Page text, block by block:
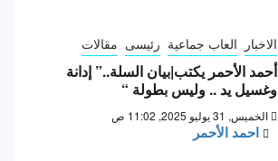
الاخبار العاب جماعية رئيسى مقالات
أحمد الأحمر يكتب|بيان السلة..” إدانة
وغسيل يد .. وليس بطولة “
الخميس, 31 يوليو 2025, 11:02 ص
احمد الأحمر